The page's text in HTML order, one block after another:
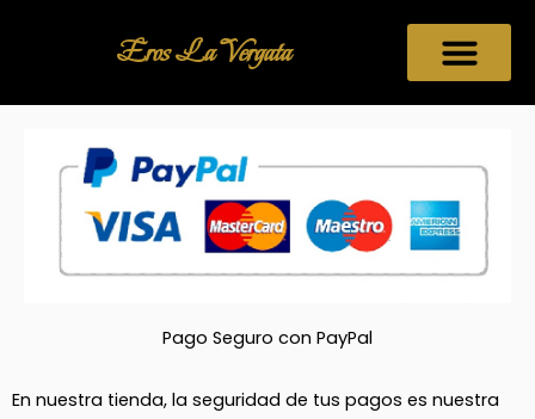
Eros La Vergata
Pago Seguro con PayPal
En nuestra tienda, la seguridad de tus pagos es nuestra